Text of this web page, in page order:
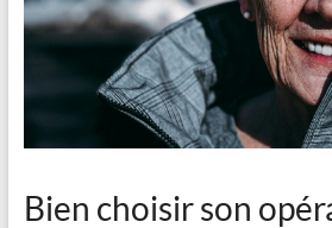
Bien choisir son